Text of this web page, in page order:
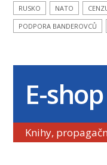
RUSKO
NATO
PODPORA BANDEROVCŮ
E-shop
Knihy,